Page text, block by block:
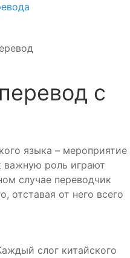
с
языка – мероприятие
важную роль играют
случае переводчик
отставая от него всего
слог китайского